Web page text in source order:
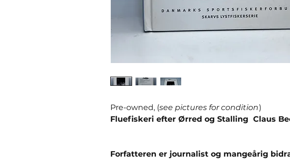
Pre-owned, (see pictures for condition)
Fluefiskeri efter Ørred og Stalling Claus
Forfatteren er journalist og mangeårig